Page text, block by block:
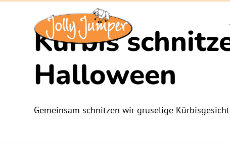
Kürbis
Halloween
Gemeinsam schnitzen wir gruselige